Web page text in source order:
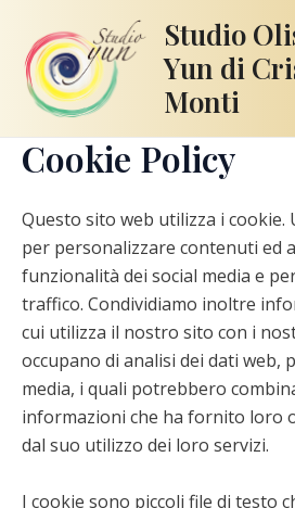
contenuto
Studio
Yun di
Monti
Cookie Policy
Questo sito web utilizza i cookie.
per personalizzare contenuti ed
funzionalità dei social media e
traffico. Condividiamo inoltre
cui utilizza il nostro sito con i
occupano di analisi dei dati web,
media, i quali potrebbero
informazioni che ha fornito loro
dal suo utilizzo dei loro servizi.
I cookie sono piccoli file di testo